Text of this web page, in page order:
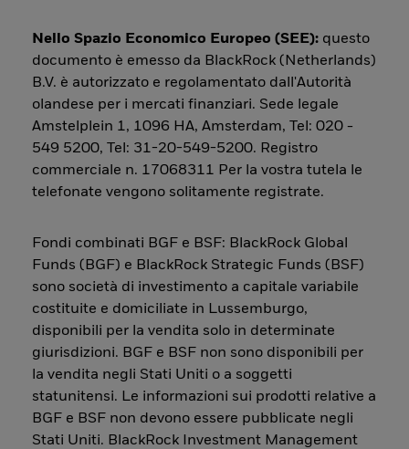
Nello Spazio Economico Europeo (SEE): questo
documento è emesso da BlackRock (Netherlands)
B.V. è autorizzato e regolamentato dall'Autorità
olandese per i mercati finanziari. Sede legale
Amstelplein 1, 1096 HA, Amsterdam, Tel: 020 -
549 5200, Tel: 31-20-549-5200. Registro
commerciale n. 17068311 Per la vostra tutela le
telefonate vengono solitamente registrate.
Fondi combinati BGF e BSF: BlackRock Global
Funds (BGF) e BlackRock Strategic Funds (BSF)
sono società di investimento a capitale variabile
costituite e domiciliate in Lussemburgo,
disponibili per la vendita solo in determinate
giurisdizioni. BGF e BSF non sono disponibili per
la vendita negli Stati Uniti o a soggetti
statunitensi. Le informazioni sui prodotti relative a
BGF e BSF non devono essere pubblicate negli
Stati Uniti. BlackRock Investment Management